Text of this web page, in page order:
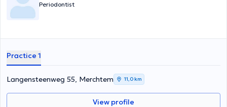
Periodontist
Practice 1
Langensteenweg 55, Merchtem 11,0 km
View profile